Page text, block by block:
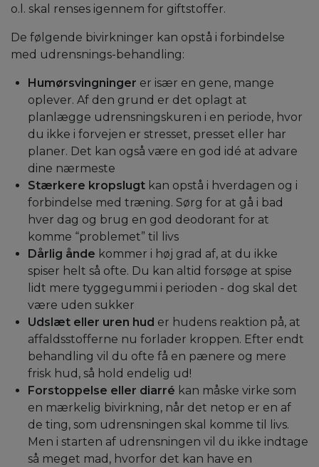
o.l. skal renses igennem for giftstoffer.
De følgende bivirkninger kan opstå i forbindelse
med udrensnings-behandling:
Humørsvingninger er især en gene, mange
oplever. Af den grund er det oplagt at
planlægge udrensningskuren i en periode, hvor
du ikke i forvejen er stresset, presset eller har
planer. Det kan også være en god idé at advare
dine nærmeste
Stærkere kropslugt kan opstå i hverdagen og i
forbindelse med træning. Sørg for at gå i bad
hver dag og brug en god deodorant for at
komme “problemet” til livs
Dårlig ånde kommer i høj grad af, at du ikke
spiser helt så ofte. Du kan altid forsøge at spise
lidt mere tyggegummi i perioden - dog skal det
være uden sukker
Udslæt eller uren hud er hudens reaktion på, at
affaldsstofferne nu forlader kroppen. Efter endt
behandling vil du ofte få en pænere og mere
frisk hud, så hold endelig ud!
Forstoppelse eller diarré kan måske virke som
en mærkelig bivirkning, når det netop er en af
de ting, som udrensningen skal komme til livs.
Men i starten af udrensningen vil du ikke indtage
så meget mad, hvorfor det kan have en